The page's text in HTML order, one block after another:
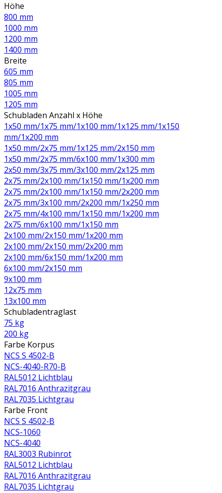
Höhe
800 mm
1000 mm
1200 mm
1400 mm
Breite
605 mm
805 mm
1005 mm
1205 mm
Schubladen Anzahl x Höhe
1x50 mm/1x75 mm/1x100 mm/1x125 mm/1x150
mm/1x200 mm
1x50 mm/2x75 mm/1x125 mm/2x150 mm
1x50 mm/2x75 mm/6x100 mm/1x300 mm
2x50 mm/3x75 mm/3x100 mm/2x125 mm
2x75 mm/2x100 mm/1x150 mm/1x200 mm
2x75 mm/2x100 mm/1x150 mm/2x200 mm
2x75 mm/3x100 mm/2x200 mm/1x250 mm
2x75 mm/4x100 mm/1x150 mm/1x200 mm
2x75 mm/6x100 mm/1x150 mm
2x100 mm/2x150 mm/1x200 mm
2x100 mm/2x150 mm/2x200 mm
2x100 mm/6x150 mm/1x200 mm
6x100 mm/2x150 mm
9x100 mm
12x75 mm
13x100 mm
Schubladentraglast
75 kg
200 kg
Farbe Korpus
NCS S 4502-B
NCS-4040-R70-B
RAL5012 Lichtblau
RAL7016 Anthrazitgrau
RAL7035 Lichtgrau
Farbe Front
NCS S 4502-B
NCS-1060
NCS-4040
RAL3003 Rubinrot
RAL5012 Lichtblau
RAL7016 Anthrazitgrau
RAL7035 Lichtgrau